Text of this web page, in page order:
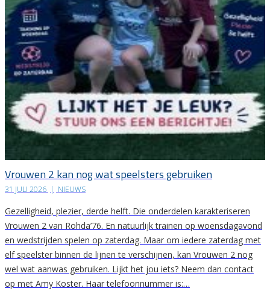
Vrouwen 2 kan nog wat speelsters gebruiken
31 JULI 2026 | NIEUWS
Gezelligheid, plezier, derde helft. Die onderdelen karakteriseren
Vrouwen 2 van Rohda’76. En natuurlijk trainen op woensdagavond
en wedstrijden spelen op zaterdag. Maar om iedere zaterdag met
elf speelster binnen de lijnen te verschijnen, kan Vrouwen 2 nog
wel wat aanwas gebruiken. Lijkt het jou iets? Neem dan contact
op met Amy Koster. Haar telefoonnummer is:…